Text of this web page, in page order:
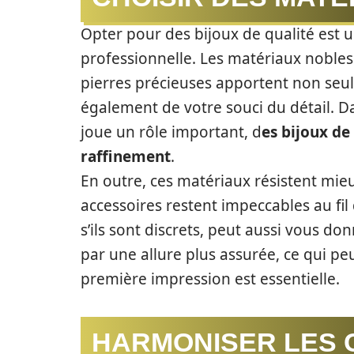
Opter pour des bijoux de qualité est
professionnelle. Les matériaux
pierres précieuses apportent non
également de votre souci du détail.
joue un rôle important, des bijoux
raffinement.
En outre, ces matériaux résistent
accessoires restent impeccables au
s’ils sont discrets, peut aussi vous
par une allure plus assurée, ce qui
première impression est essentielle.
HARMONISER LES